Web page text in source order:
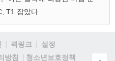
T1 잡았다
퀵링크
설정
방침 청소년보호정책